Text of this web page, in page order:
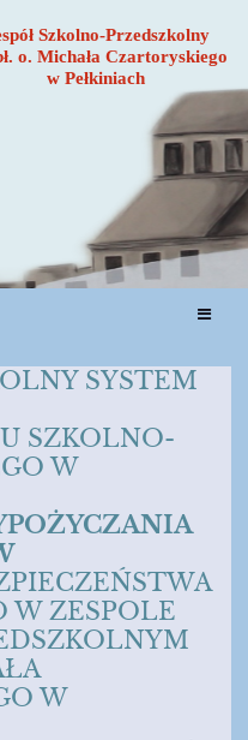
Szkolno-Przedszkolny
o. Michała Czartoryskiego
w Pełkiniach
SYSTEM
SZKOLNO-
W
W ZESPOLE
W